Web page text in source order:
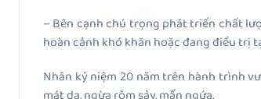
– Bên cạnh chú trọng phát triển chất
hoàn cảnh khó khăn hoặc đang điều trị
Nhân kỷ niệm 20 năm trên hành trình